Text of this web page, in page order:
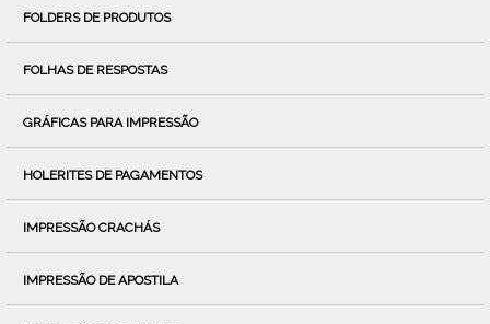
FOLDERS DE PRODUTOS
FOLHAS DE RESPOSTAS
GRÁFICAS PARA IMPRESSÃO
HOLERITES DE PAGAMENTOS
IMPRESSÃO CRACHÁS
IMPRESSÃO DE APOSTILA